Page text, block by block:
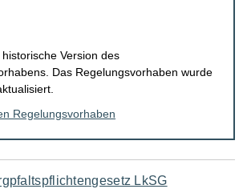
Version des
Das Regelungsvorhaben wurde
Regelungsvorhaben
LkSG